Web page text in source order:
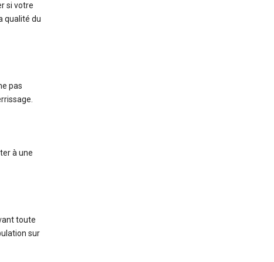
si votre
qualité du
pas
à une
toute
sur